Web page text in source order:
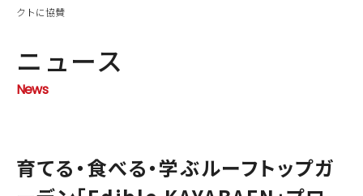
クトに協賛
ニュース
News
育てる・食べる・学ぶルーフトップガ